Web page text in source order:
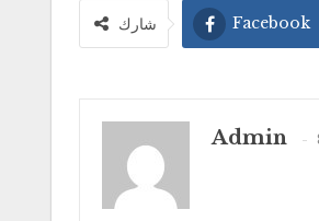
شارك Facebook
Admin